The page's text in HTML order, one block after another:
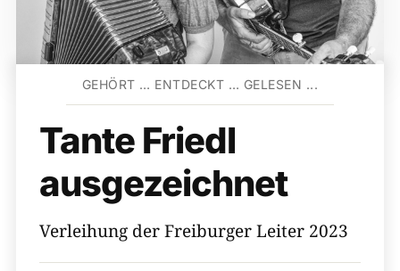
GEHÖRT … ENTDECKT … GELESEN ...
Tante Friedl
ausgezeichnet
Verleihung der Freiburger Leiter 2023